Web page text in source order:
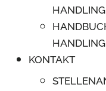
KONTAKT